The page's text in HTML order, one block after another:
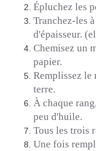
Épluchez les
Tranchez-les
d'épaisseur.
Chemisez un
papier.
Remplissez le
terre.
À chaque
peu d'huile.
Tous les trois
Une fois